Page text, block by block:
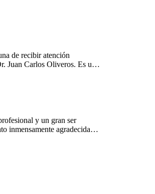
de recibir atención
Juan Carlos Oliveros. Es un
siempre comprensivo y
brindarme el apoyo
difíciles. Su enfoque
para entender mis
clave en mi proceso de
ampliamente su consulta a
acompañamiento profesional
y un gran ser
inmensamente agradecida
1000% Súper